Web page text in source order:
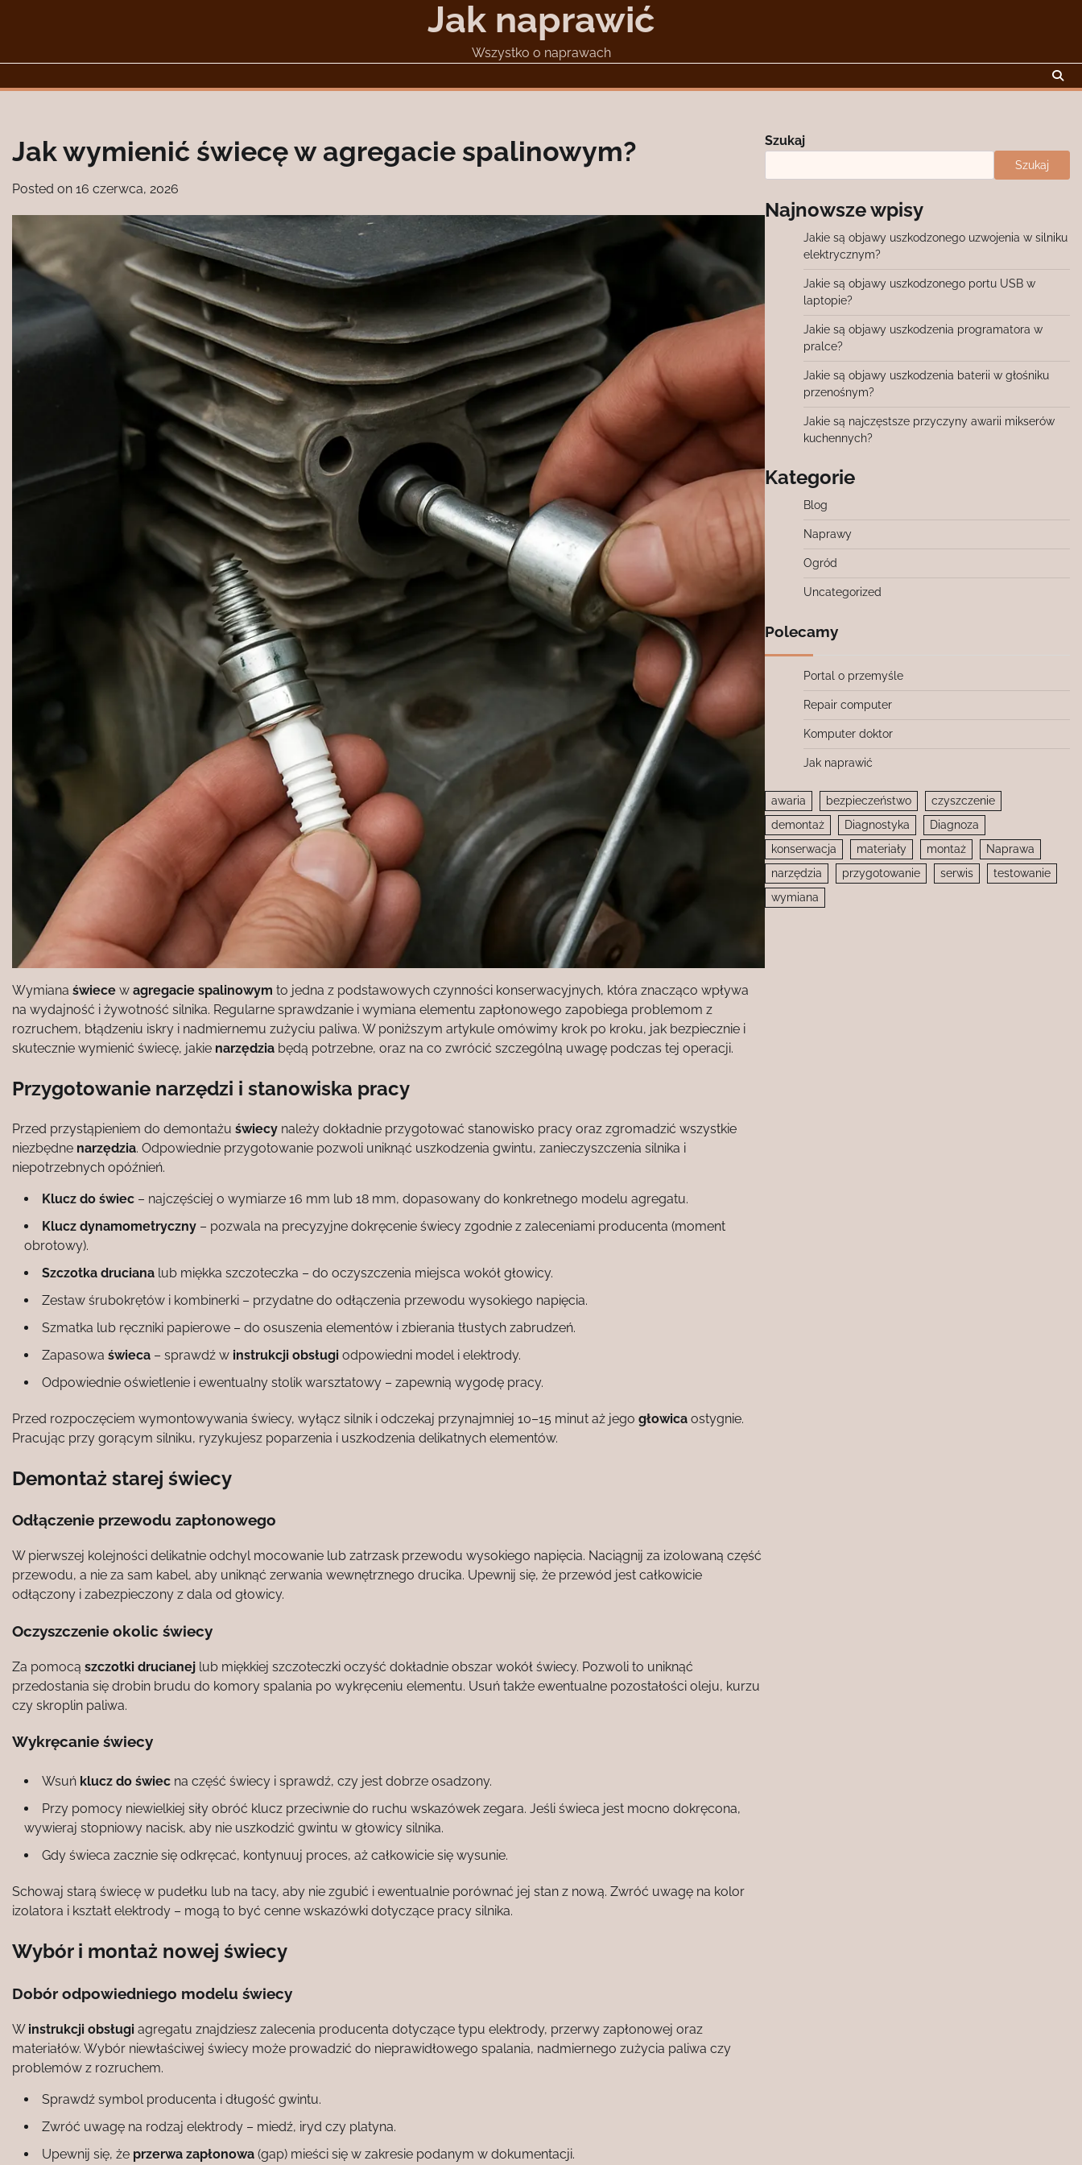
Jak naprawić
Wszystko o naprawach
Jak wymienić świecę w agregacie spalinowym?
Posted on 16 czerwca, 2026
Wymiana świece w agregacie spalinowym to jedna z podstawowych czynności konserwacyjnych, która znacząco wpływa
na wydajność i żywotność silnika. Regularne sprawdzanie i wymiana elementu zapłonowego zapobiega problemom z
rozruchem, błądzeniu iskry i nadmiernemu zużyciu paliwa. W poniższym artykule omówimy krok po kroku, jak bezpiecznie i
skutecznie wymienić świecę, jakie narzędzia będą potrzebne, oraz na co zwrócić szczególną uwagę podczas tej operacji.
Przygotowanie narzędzi i stanowiska pracy
Przed przystąpieniem do demontażu świecy należy dokładnie przygotować stanowisko pracy oraz zgromadzić wszystkie
niezbędne narzędzia. Odpowiednie przygotowanie pozwoli uniknąć uszkodzenia gwintu, zanieczyszczenia silnika i
niepotrzebnych opóźnień.
Klucz do świec – najczęściej o wymiarze 16 mm lub 18 mm, dopasowany do konkretnego modelu agregatu.
Klucz dynamometryczny – pozwala na precyzyjne dokręcenie świecy zgodnie z zaleceniami producenta (moment
obrotowy).
Szczotka druciana lub miękka szczoteczka – do oczyszczenia miejsca wokół głowicy.
Zestaw śrubokrętów i kombinerki – przydatne do odłączenia przewodu wysokiego napięcia.
Szmatka lub ręczniki papierowe – do osuszenia elementów i zbierania tłustych zabrudzeń.
Zapasowa świeca – sprawdź w instrukcji obsługi odpowiedni model i elektrody.
Odpowiednie oświetlenie i ewentualny stolik warsztatowy – zapewnią wygodę pracy.
Przed rozpoczęciem wymontowywania świecy, wyłącz silnik i odczekaj przynajmniej 10–15 minut aż jego głowica ostygnie.
Pracując przy gorącym silniku, ryzykujesz poparzenia i uszkodzenia delikatnych elementów.
Demontaż starej świecy
Odłączenie przewodu zapłonowego
W pierwszej kolejności delikatnie odchyl mocowanie lub zatrzask przewodu wysokiego napięcia. Naciągnij za izolowaną część
przewodu, a nie za sam kabel, aby uniknąć zerwania wewnętrznego drucika. Upewnij się, że przewód jest całkowicie
odłączony i zabezpieczony z dala od głowicy.
Oczyszczenie okolic świecy
Za pomocą szczotki drucianej lub miękkiej szczoteczki oczyść dokładnie obszar wokół świecy. Pozwoli to uniknąć
przedostania się drobin brudu do komory spalania po wykręceniu elementu. Usuń także ewentualne pozostałości oleju, kurzu
czy skroplin paliwa.
Wykręcanie świecy
Wsuń klucz do świec na część świecy i sprawdź, czy jest dobrze osadzony.
Przy pomocy niewielkiej siły obróć klucz przeciwnie do ruchu wskazówek zegara. Jeśli świeca jest mocno dokręcona,
wywieraj stopniowy nacisk, aby nie uszkodzić gwintu w głowicy silnika.
Gdy świeca zacznie się odkręcać, kontynuuj proces, aż całkowicie się wysunie.
Schowaj starą świecę w pudełku lub na tacy, aby nie zgubić i ewentualnie porównać jej stan z nową. Zwróć uwagę na kolor
izolatora i kształt elektrody – mogą to być cenne wskazówki dotyczące pracy silnika.
Wybór i montaż nowej świecy
Dobór odpowiedniego modelu świecy
W instrukcji obsługi agregatu znajdziesz zalecenia producenta dotyczące typu elektrody, przerwy zapłonowej oraz
materiałów. Wybór niewłaściwej świecy może prowadzić do nieprawidłowego spalania, nadmiernego zużycia paliwa czy
problemów z rozruchem.
Sprawdź symbol producenta i długość gwintu.
Zwróć uwagę na rodzaj elektrody – miedź, iryd czy platyna.
Upewnij się, że przerwa zapłonowa (gap) mieści się w zakresie podanym w dokumentacji.
Szukaj
Szukaj
Najnowsze wpisy
Jakie są objawy uszkodzonego uzwojenia w silniku
elektrycznym?
Jakie są objawy uszkodzonego portu USB w
laptopie?
Jakie są objawy uszkodzenia programatora w
pralce?
Jakie są objawy uszkodzenia baterii w głośniku
przenośnym?
Jakie są najczęstsze przyczyny awarii mikserów
kuchennych?
Kategorie
Blog
Naprawy
Ogród
Uncategorized
Polecamy
Portal o przemyśle
Repair computer
Komputer doktor
Jak naprawić
awaria bezpieczeństwo
czyszczenie
demontaż
Diagnostyka
Diagnoza
konserwacja
materiały montaż
Naprawa
narzędzia
przygotowanie serwis
testowanie
wymiana